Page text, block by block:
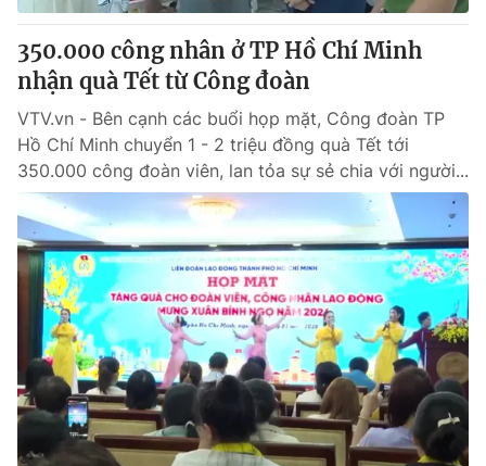
350.000 công nhân ở TP Hồ Chí Minh
nhận quà Tết từ Công đoàn
VTV.vn - Bên cạnh các buổi họp mặt, Công đoàn TP
Hồ Chí Minh chuyển 1 - 2 triệu đồng quà Tết tới
350.000 công đoàn viên, lan tỏa sự sẻ chia với người...